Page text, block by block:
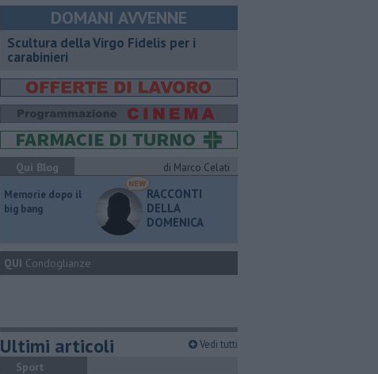
DOMANI AVVENNE
Scultura della Virgo Fidelis per i
carabinieri
Qui Blog
di Marco Celati
Memorie dopo il
big bang
RACCONTI
DELLA
DOMENICA
QUI Condoglianze
Ultimi articoli Vedi tutti
Sport